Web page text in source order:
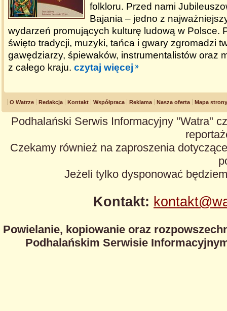
folkloru. Przed nami
Bajania – jedno z
wydarzeń promujących kulturę ludową w Polsce.
święto tradycji, muzyki, tańca i gwary zgromadzi
gawędziarzy, śpiewaków, instrumentalistów oraz
z całego kraju. czytaj więcej
O Watrze Redakcja Kontakt Współpraca Reklama Nasza oferta Mapa strony
Podhalański Serwis Informacyjny "Watra"
Czekamy również na zaproszenia
Jeżeli tylko dysponować
Kontakt:
Powielanie, kopiowanie oraz
Podhalańskim Serwisie